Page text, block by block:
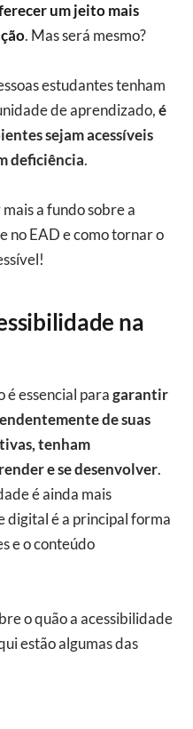
um jeito mais
. Mas será mesmo?
de aprendizado,é
sejam acessíveis
deficiência.
no EAD e como tornar o
na
é essencial paragarantir
de suas
tenham
e se desenvolver.
é ainda mais
digital é a principal forma
e o conteúdo
estão algumas das